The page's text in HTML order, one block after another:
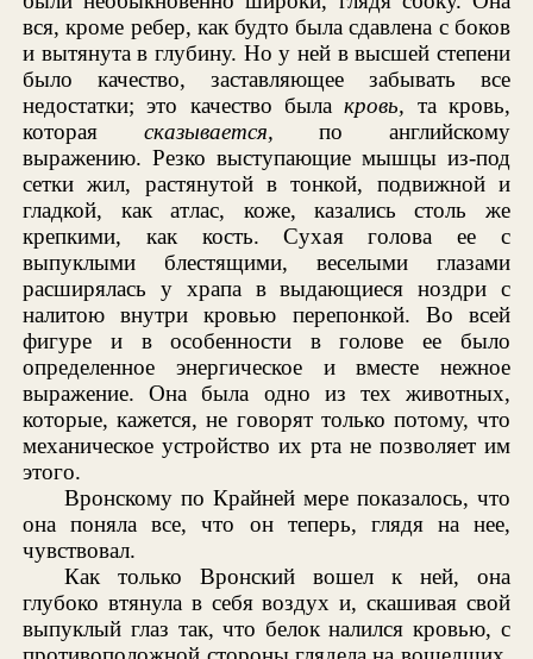
вся, кроме ребер, как будто была сдавлена с боков
и вытянута в глубину. Но у ней в высшей степени
было качество, заставляющее забывать все
недостатки; это качество былакровь, та кровь,
которая сказывается, по английскому
выражению. Резко выступающие мышцы из-под
сетки жил, растянутой в тонкой, подвижной и
гладкой, как атлас, коже, казались столь же
крепкими, как кость. Сухая голова ее с
выпуклыми блестящими, веселыми глазами
расширялась у храпа в выдающиеся ноздри с
налитою внутри кровью перепонкой. Во всей
фигуре и в особенности в голове ее было
определенное энергическое и вместе нежное
выражение. Она была одно из тех животных,
которые, кажется, не говорят только потому, что
механическое устройство их рта не позволяет им
этого.
Вронскому по Крайней мере показалось, что
она поняла все, что он теперь, глядя на нее,
чувствовал.
Как только Вронский вошел к ней, она
глубоко втянула в себя воздух и, скашивая свой
выпуклый глаз так, что белок налился кровью, с